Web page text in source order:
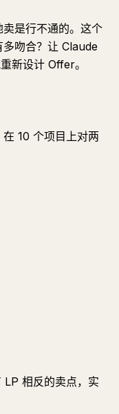
是行不通的。这个
吻合？让 Claude
新设计 Offer。
10 个项目上对两
相反的卖点，实